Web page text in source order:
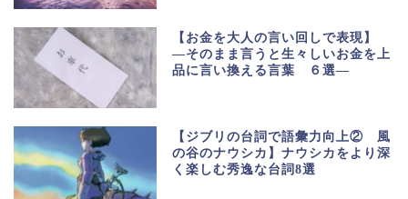
【お金を大人の言い回しで表現】
―そのまま言うと生々しいお金を上
品に言い換える言葉 ６選―
【ジブリの台詞で語彙力向上② 風
の谷のナウシカ】ナウシカをより深
く楽しむ秀逸な台詞8選